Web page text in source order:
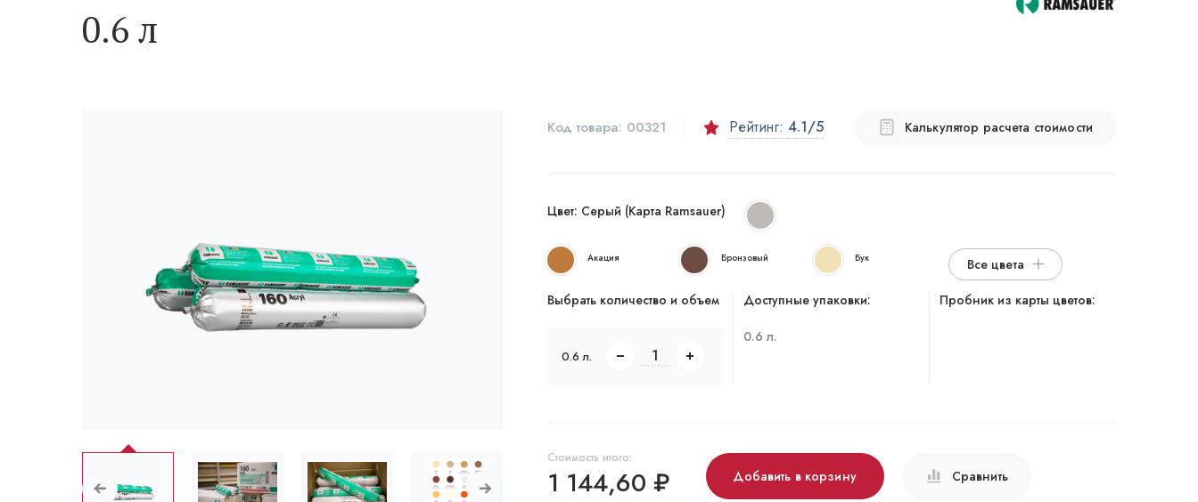
0.6 л
Код товара: 00321 Рейтинг: 4.1/5 Калькулятор расчета стоимости
Цвет: Серый (Карта Ramsauer)
Акация Бронзовый Бук
Все цвета
Выбрать количество и объем
0.6 л.
Доступные упаковки:
0.6 л.
Пробник из карты цветов:
Стоимость итого:
1 144,60 ₽ Добавить в корзину Сравнить